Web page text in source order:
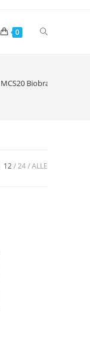
0 Toggle
MCS20
12 24 ALLE